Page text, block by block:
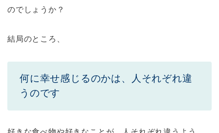
のでしょうか？
結局のところ、
何に幸せ感じるのかは、人それぞれ違
うのです